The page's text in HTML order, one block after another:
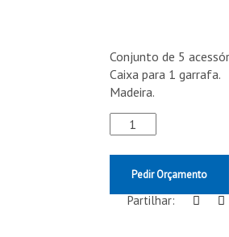
Conjunto de 5
Caixa para 1 garrafa.
Madeira.
Pedir Orçamento
Partilhar: